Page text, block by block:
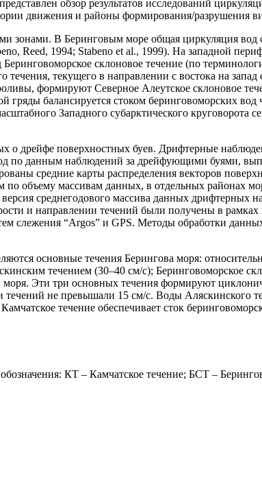
обзор результатов исследований
движения и районы формирования/разрушения
зонами. В Беринговым море общая циркуляция
Reed, 1994; Stabeno et al., 1999). На западной
склоновое течение (по
текущего в направлении с востока на
формируют Северное Алеутское склоновое
балансируется стоком беринговоморских
Западного субарктического круговорота
дрейфе поверхностных буев. Дрифтерные
по данным наблюдений за дрейфующими буями,
средние карты распределения векторов
объему массивам данных, в отдельных районах
среднегодового массива данных дрифтерных
и направлении течений были получены в
слежения “Argos” и GPS. Методы обработки
основные течения Берингова моря:
течением (30–40 см/с); Беринговоморское
Эти три основных течения формируют
течений не превышали 15 см/с. Воды Аляскинского
течение обеспечивает сток
КТ – Камчатское течение; БСТ –